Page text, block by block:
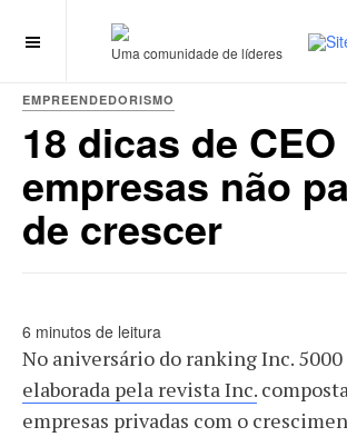
Uma comunidade de líderes
EMPREENDEDORISMO
18 dicas de
empresas não
de crescer
6 minutos de leitura
No aniversário do ranking Inc. 5000
elaborada pela revista Inc.
empresas privadas com o